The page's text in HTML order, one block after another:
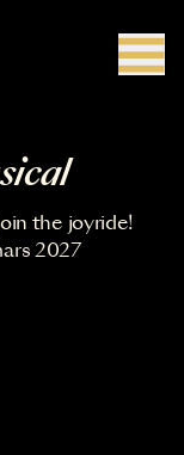
the joyride!
2027